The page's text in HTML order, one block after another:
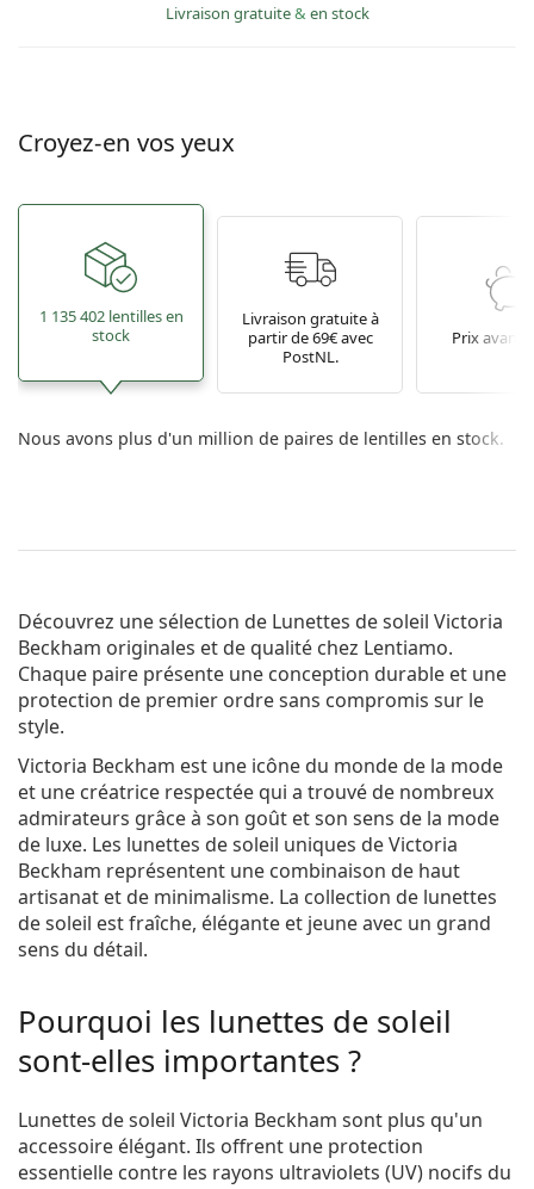
Livraison gratuite& en stock
Croyez-en vos yeux
1 135 402 lentilles en
stock
Livraison gratuite à
partir de 69€ avec
PostNL.
Prix
Nous avons plus d'un million de paires de lentilles en stock.
Découvrez une sélection de Lunettes de soleil Victoria
Beckham originales et de qualité chez Lentiamo.
Chaque paire présente une conception durable et une
protection de premier ordre sans compromis sur le
style.
Victoria Beckham est une icône du monde de la mode
et une créatrice respectée qui a trouvé de nombreux
admirateurs grâce à son goût et son sens de la mode
de luxe. Les lunettes de soleil uniques de Victoria
Beckham représentent une combinaison de haut
artisanat et de minimalisme. La collection de lunettes
de soleil est fraîche, élégante et jeune avec un grand
sens du détail.
Pourquoi les lunettes de soleil
sont-elles importantes ?
Lunettes de soleil Victoria Beckham sont plus qu'un
accessoire élégant. Ils offrent une protection
essentielle contre les rayons ultraviolets (UV) nocifs du